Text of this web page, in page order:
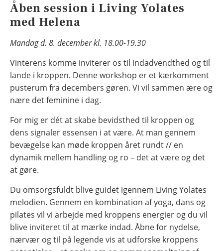
Åben session i Living Yolates
med Helena
Mandag d. 8. december kl. 18.00-19.30
Vinterens komme inviterer os til indadvendthed og til
lande i kroppen. Denne workshop er et kærkomment
pusterum fra decembers gøren. Vi vil sammen ære og
nære det feminine i dag.
For mig er dét at skabe bevidsthed til kroppen og
dens signaler essensen i at være. At man gennem
bevægelse kan møde kroppen året rundt // en
dynamik mellem handling og ro – det at være og det
at gøre.
Du omsorgsfuldt blive guidet igennem Living Yolates
melodien. Gennem en kombination af yoga, dans og
pilates vil vi arbejde med kroppens energier og du vil
blive inviteret til at mærke indad. Åbne for nydelse,
nærvær og til på legende vis at udforske kroppens